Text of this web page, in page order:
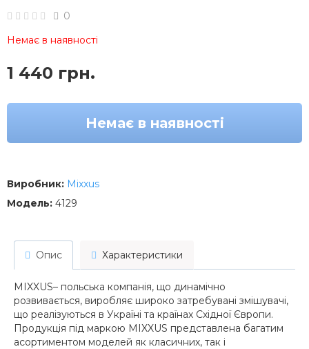
0
Немає в наявності
1 440 грн.
Немає в наявності
Виробник: Mixxus
Модель: 4129
Опис Характеристики
MIXXUS– польська компанія, що динамічно
розвивається, виробляє широко затребувані змішувачі,
що реалізуються в Україні та країнах Східної Європи.
Продукція під маркою MIXXUS представлена багатим
асортиментом моделей як класичних, так і